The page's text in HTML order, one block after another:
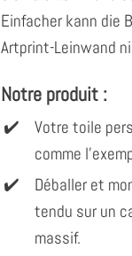
Einfacher kann die
Artprint-Leinwand
Notre produit :
Votre toile
comme
Déballer et
tendu sur un
massif.